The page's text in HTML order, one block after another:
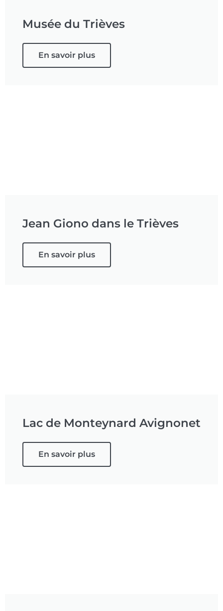
Musée du Trièves
En savoir plus
Jean Giono dans le Trièves
En savoir plus
Lac de Monteynard Avignonet
En savoir plus